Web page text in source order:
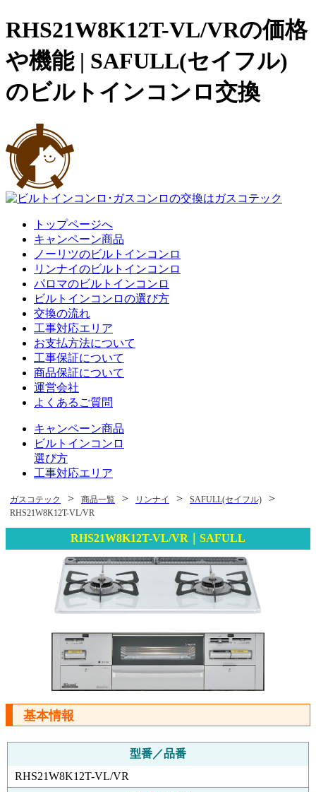
RHS21W8K12T-VL/VRの価格
や機能 | SAFULL(セイフル)
のビルトインコンロ交換
トップページへ
キャンペーン商品
ノーリツのビルトインコンロ
リンナイのビルトインコンロ
パロマのビルトインコンロ
ビルトインコンロの選び方
交換の流れ
工事対応エリア
お支払方法について
工事保証について
商品保証について
運営会社
よくあるご質問
キャンペーン商品
ビルトインコンロ
選び方
工事対応エリア
ガスコテック > 商品一覧 > リンナイ > SAFULL(セイフル) >
RHS21W8K12T-VL/VR
RHS21W8K12T-VL/VR｜SAFULL
基本情報
型番／品番
RHS21W8K12T-VL/VR